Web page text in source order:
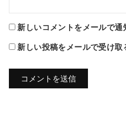
新しいコメントをメールで通
新しい投稿をメールで受け取